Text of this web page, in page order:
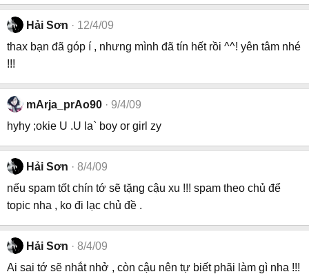
Hải Sơn
12/4/09
thax bạn đã góp í , nhưng mình đã tín hết rồi ^^! yên tâm nhé
!!!
mArja_prAo90
9/4/09
hyhy ;okie U .U la` boy or girl zy
Hải Sơn
8/4/09
nếu spam tốt chín tớ sẽ tặng cậu xu !!! spam theo chủ để
topic nha , ko đi lạc chủ đề .
Hải Sơn
8/4/09
Ai sai tớ sẽ nhắt nhở , còn cậu nên tự biết phãi làm gì nha !!!